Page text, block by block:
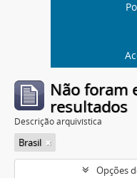
Não foram
resultados
Descrição arquivística
Brasil
Opções